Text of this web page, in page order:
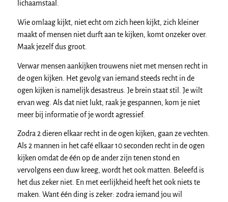
lichaamstaal.
Wie omlaag kijkt, niet echt om zich heen kijkt, zich kleiner
maakt of mensen niet durft aan te kijken, komt onzeker over.
Maak jezelf dus groot.
Verwar mensen aankijken trouwens niet met mensen recht in
de ogen kijken. Het gevolg van iemand steeds recht in de
ogen kijken is namelijk desastreus. Je brein staat stil. Je wilt
ervan weg. Als dat niet lukt, raak je gespannen, kom je niet
meer bij informatie of je wordt agressief.
Zodra 2 dieren elkaar recht in de ogen kijken, gaan ze vechten.
Als 2 mannen in het café elkaar 10 seconden recht in de ogen
kijken omdat de één op de ander zijn tenen stond en
vervolgens een duw kreeg, wordt het ook matten. Beleefd is
het dus zeker niet. En met eerlijkheid heeft het ook niets te
maken. Want één ding is zeker: zodra iemand jou wil